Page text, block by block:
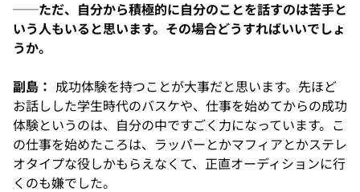
──ただ、自分から積極的に自分のことを話すのは苦手と
いう人もいると思います。その場合どうすればいいでしょ
うか。
副島： 成功体験を持つことが大事だと思います。先ほど
お話しした学生時代のバスケや、仕事を始めてからの成功
体験というのは、自分の中ですごく力になっています。こ
の仕事を始めたころは、ラッパーとかマフィアとかステレ
オタイプな役しかもらえなくて、正直オーディションに行
くのも嫌でした。